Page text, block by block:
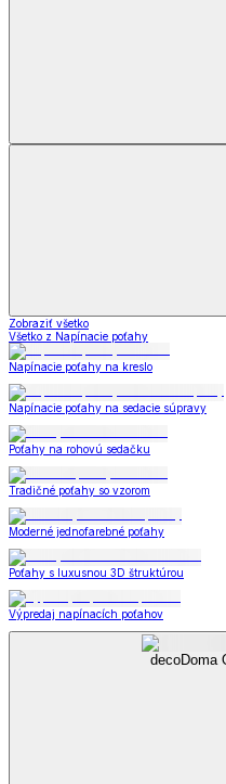
Zobraziť všetko
Všetko z Napínacie poťahy
Napínacie poťahy na kreslo
Napínacie poťahy na sedacie súpravy
Poťahy na rohovú sedačku
Tradičné poťahy so vzorom
Moderné jednofarebné poťahy
Poťahy s luxusnou 3D štruktúrou
Výpredaj napínacích poťahov
decoDoma